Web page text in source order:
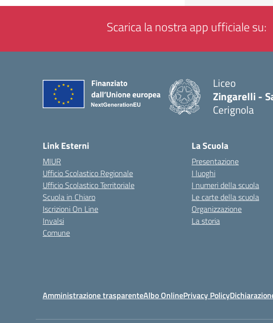
Scarica la nostra app ufficiale su:
Liceo
Zingarelli -
Cerignola
Link Esterni
MIUR
Ufficio Scolastico Regionale
Ufficio Scolastico Territoriale
Scuola in Chiaro
Iscrizioni On Line
Invalsi
Comune
La Scuola
Presentazione
I luoghi
I numeri della scuola
Le carte della scuola
Organizzazione
La storia
Amministrazione trasparenteAlbo OnlinePrivacy Policy